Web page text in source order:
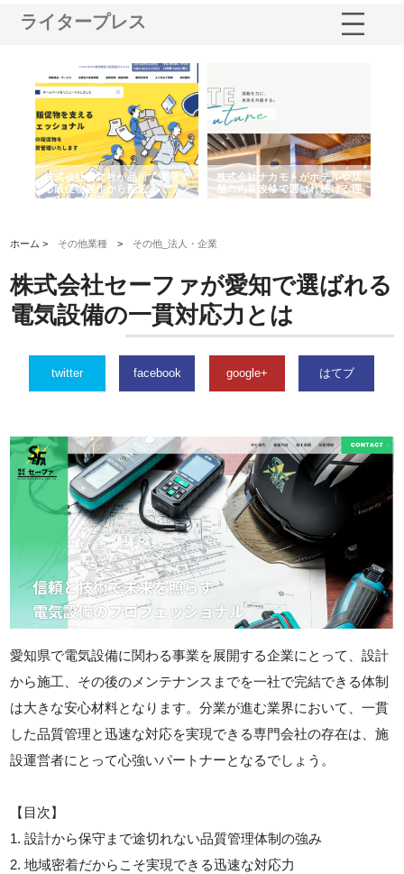
ライタープレス
株式会社耕文社が品川で実現す
る販促物製作から配送までワン
ストップ対応
株式会社ナカモトがホテルや店
舗の内装改修で選ばれ続ける理
由
ホーム > その他業種 > その他_法人・企業
株式会社セーファが愛知で選ばれる
電気設備の一貫対応力とは
twitter facebook google+ はてブ
愛知県で電気設備に関わる事業を展開する企業にとって、設計
から施工、その後のメンテナンスまでを一社で完結できる体制
は大きな安心材料となります。分業が進む業界において、一貫
した品質管理と迅速な対応を実現できる専門会社の存在は、施
設運営者にとって心強いパートナーとなるでしょう。
【目次】
1. 設計から保守まで途切れない品質管理体制の強み
2. 地域密着だからこそ実現できる迅速な対応力